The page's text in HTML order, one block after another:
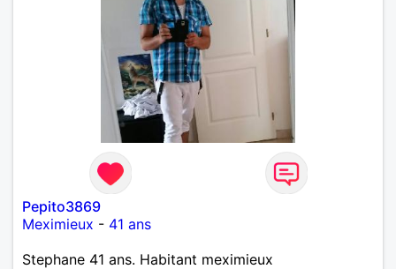
Pepito3869
Meximieux - 41 ans
Stephane 41 ans. Habitant meximieux